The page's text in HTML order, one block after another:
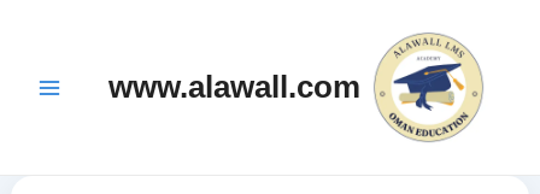
المحتوى
www.alawall.com